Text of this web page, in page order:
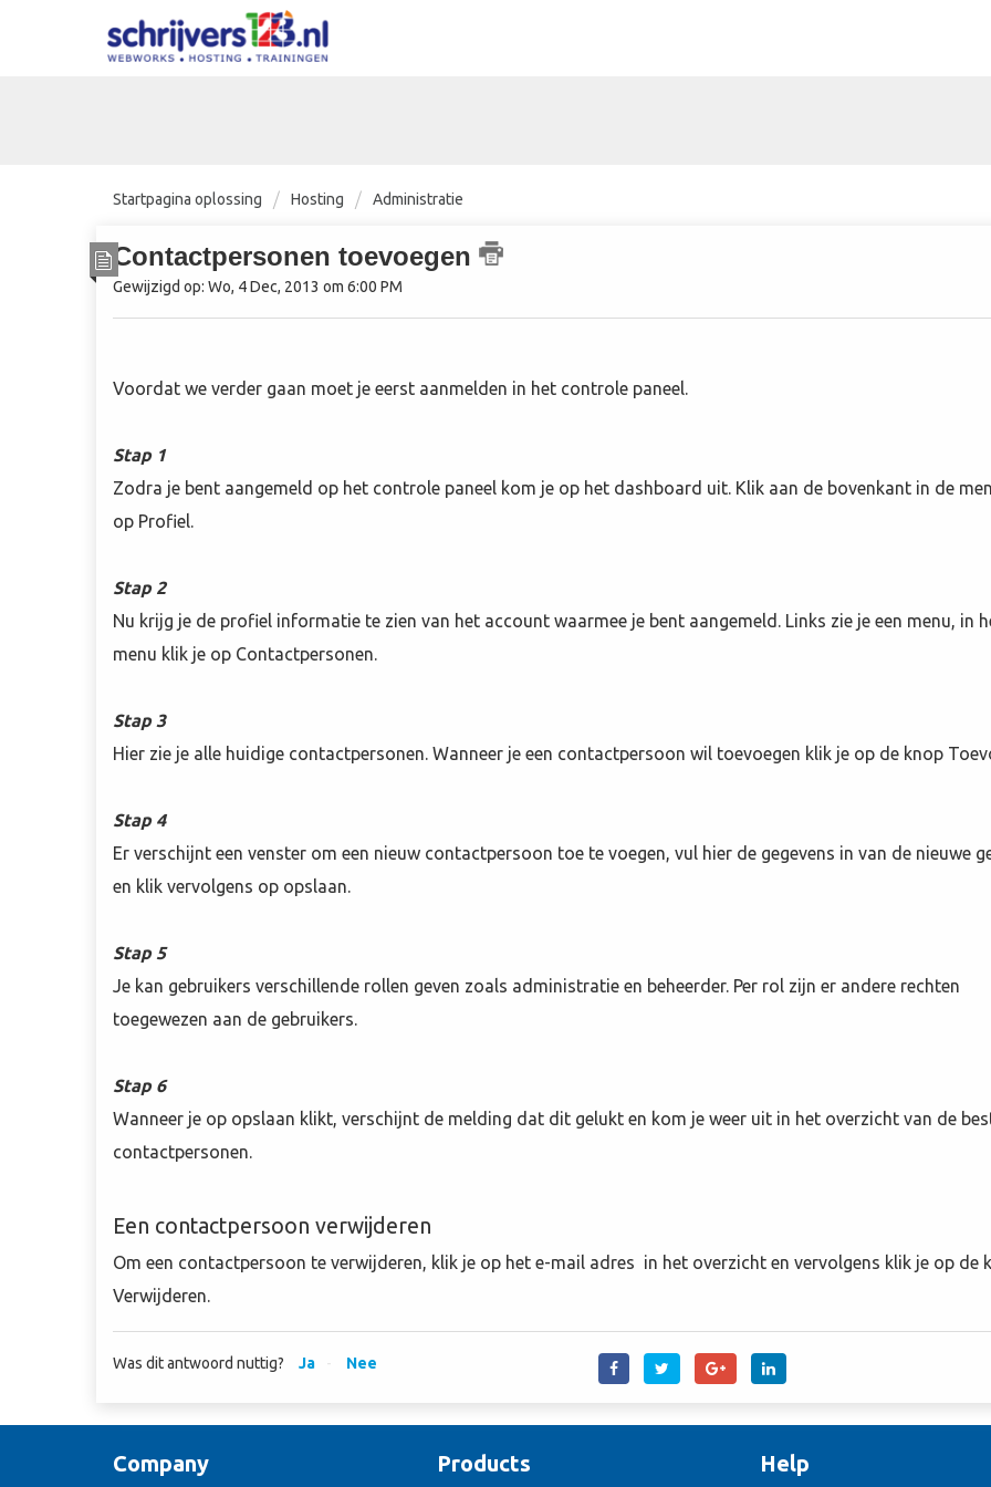
Startpagina oplossing Hosting Administratie
Contactpersonen toevoegen
Gewijzigd op: Wo, 4 Dec, 2013 om 6:00 PM
Voordat we verder gaan moet je eerst aanmelden in het controle paneel.
Stap 1
Zodra je bent aangemeld op het controle paneel kom je op het dashboard uit. Klik aan de bovenkant in de
op Profiel.
Stap 2
Nu krijg je de profiel informatie te zien van het account waarmee je bent aangemeld. Links zie je een menu, in
menu klik je op Contactpersonen.
Stap 3
Hier zie je alle huidige contactpersonen. Wanneer je een contactpersoon wil toevoegen klik je op de knop
Stap 4
Er verschijnt een venster om een nieuw contactpersoon toe te voegen, vul hier de gegevens in van de nieuwe
en klik vervolgens op opslaan.
Stap 5
Je kan gebruikers verschillende rollen geven zoals administratie en beheerder. Per rol zijn er andere rechten
toegewezen aan de gebruikers.
Stap 6
Wanneer je op opslaan klikt, verschijnt de melding dat dit gelukt en kom je weer uit in het overzicht van de
contactpersonen.
Een contactpersoon verwijderen
Om een contactpersoon te verwijderen, klik je op het e-mail adres in het overzicht en vervolgens klik je op de
Verwijderen.
Was dit antwoord nuttig? Ja Nee
Company Products Help